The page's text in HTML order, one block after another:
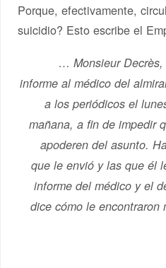
Porque, efectivamente,
suicidio? Esto escribe el
… Monsieur
informe al médico del
a los periódicos el
mañana, a fin de impedir
apoderen del asunto.
que le envió y las que él
informe del médico y el
dice cómo le